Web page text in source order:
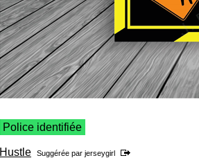
Police identifiée
Hustle Suggérée par jerseygirl